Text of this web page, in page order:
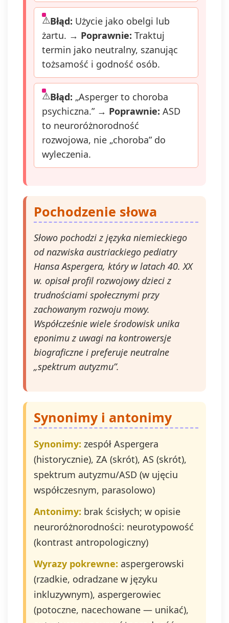
poprzez
Błąd: Użycie jako obelgi lub
żartu. → Poprawnie: Traktuj
termin jako neutralny, szanując
tożsamość i godność osób.
Błąd: „Asperger to choroba
psychiczna.” → Poprawnie: ASD
to neuroróżnorodność
rozwojowa, nie „choroba” do
wyleczenia.
Pochodzenie słowa
Słowo pochodzi z języka niemieckiego
od nazwiska austriackiego pediatry
Hansa Aspergera, który w latach 40. XX
w. opisał profil rozwojowy dzieci z
trudnościami społecznymi przy
zachowanym rozwoju mowy.
Współcześnie wiele środowisk unika
eponimu z uwagi na kontrowersje
biograficzne i preferuje neutralne
„spektrum autyzmu”.
Synonimy i antonimy
Synonimy: zespół Aspergera
(historycznie), ZA (skrót), AS (skrót),
spektrum autyzmu/ASD (w ujęciu
współczesnym, parasolowo)
Antonimy: brak ścisłych; w opisie
neuroróżnorodności: neurotypowość
(kontrast antropologiczny)
Wyrazy pokrewne: aspergerowski
(rzadkie, odradzane w języku
inkluzywnym), aspergerowiec
(potoczne, nacechowane — unikać),